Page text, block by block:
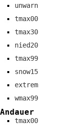
unwarn
tmax00
tmax30
nied20
tmax99
snow15
extrem
wmax99
Andauer
tmax00